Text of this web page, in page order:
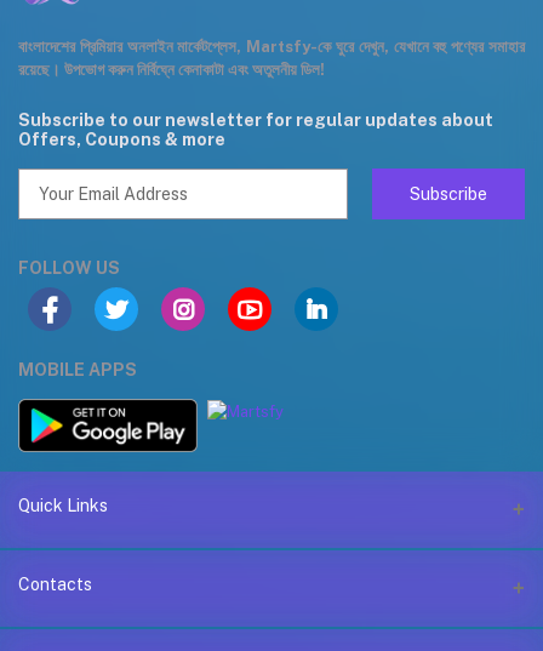
বাংলাদেশের প্রিমিয়ার অনলাইন মার্কেটপ্লেস, Martsfy-কে ঘুরে দেখুন, যেখানে বহু পণ্যের সমাহার
রয়েছে। উপভোগ করুন নির্বিঘ্নে কেনাকাটা এবং অতুলনীয় ডিল!
Subscribe to our newsletter for regular updates about
Offers, Coupons & more
Subscribe
FOLLOW US
MOBILE APPS
Quick Links
Support Policy Page
Return Policy Page
Contacts